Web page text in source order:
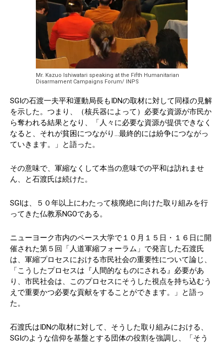
Mr. Kazuo Ishiwatari speaking at the Fifth Humanitarian
Disarmament Campaigns Forum/ INPS
SGIの石渡一夫平和運動局長もIDNの取材に対して同様の見解
を示した。つまり、（核兵器によって）必要な資源が市民か
ら奪われる結果となり、「人々に必要な資源が提供できなく
なると、それが貧困につながり…最終的には紛争につながっ
ていきます。」と語った。
その意味で、軍縮なくして本当の意味での平和は訪れませ
ん、と石渡氏は続けた。
SGIは、５０年以上にわたって核廃絶に向けた取り組みを行
ってきた仏教系NGOである。
ニューヨーク市内のペース大学で１０月１５日・１６日に開
催された第５回「人道軍縮フォーラム」で発言した石渡氏
は、軍縮プロセスにおける市民社会の重要性について論じ、
「こうしたプロセスは『人間的なものにされる』必要があ
り、市民社会は、このプロセスにそうした視点を持ち込むう
えで重要かつ必要な貢献をすることができます。」と語っ
た。
石渡氏はIDNの取材に対して、そうした取り組みにおける、
SGIのような信仰を基盤とする団体の役割を強調し、「そう